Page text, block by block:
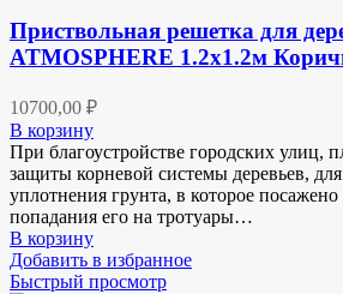
Приствольная решетка для
ATMOSPHERE 1.2х1.2м
10700,00 ₽
В корзину
При благоустройстве городских улиц,
защиты корневой системы деревьев,
уплотнения грунта, в которое посажено
попадания его на тротуары…
В корзину
Добавить в избранное
Быстрый просмотр